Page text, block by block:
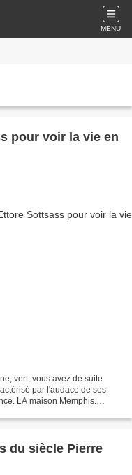
MENU
pour voir la vie en
vert, vous avez de suite
par l'audace de ses
LA maison Memphis.
du siècle Pierre